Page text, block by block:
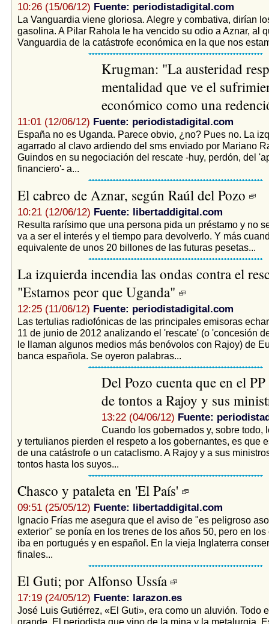
10:26 (15/06/12) Fuente: periodistadigital.com
La Vanguardia viene gloriosa. Alegre y combativa, dirían
gasolina. A Pilar Rahola le ha vencido su odio a Aznar, al
Vanguardia de la catástrofe económica en la que nos
Krugman: "La austeridad
mentalidad que ve el
económico como una
11:01 (12/06/12) Fuente: periodistadigital.com
España no es Uganda. Parece obvio, ¿no? Pues no. La
agarrado al clavo ardiendo del sms enviado por Mariano
Guindos en su negociación del rescate -huy, perdón, del
financiero'- a...
El cabreo de Aznar, según Raúl del Pozo
10:21 (12/06/12) Fuente: libertaddigital.com
Resulta rarísimo que una persona pida un préstamo y no
va a ser el interés y el tiempo para devolverlo. Y más
equivalente de unos 20 billones de las futuras pesetas...
La izquierda incendia las ondas contra el
"Estamos peor que Uganda"
12:25 (11/06/12) Fuente: periodistadigital.com
Las tertulias radiofónicas de las principales emisoras
11 de junio de 2012 analizando el 'rescate' (o 'concesión
le llaman algunos medios más benóvolos con Rajoy) de
banca española. Se oyeron palabras...
Del Pozo cuenta que en el PP
de tontos a Rajoy y sus
13:22 (04/06/12) Fuente:
Cuando los gobernados y, sobre todo,
y tertulianos pierden el respeto a los gobernantes, es que
de una catástrofe o un cataclismo. A Rajoy y a sus
tontos hasta los suyos...
Chasco y pataleta en 'El País'
09:51 (25/05/12) Fuente: libertaddigital.com
Ignacio Frías me asegura que el aviso de "es peligroso
exterior" se ponía en los trenes de los años 50, pero en los
iba en portugués y en español. En la vieja Inglaterra
finales...
El Guti; por Alfonso Ussía
17:19 (24/05/12) Fuente: larazon.es
José Luis Gutiérrez, «El Guti», era como un aluvión. Todo
grande. El periodista que vino de la mina y la metalurgia.